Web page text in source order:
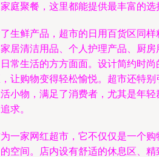
庭聚餐，这里都能提供最丰富的选
生鲜产品，超市的日用百货区同
居清洁用品、个人护理产品、厨
常生活的方方面面。设计简约时
让购物变得轻松愉悦。超市还特
小物，满足了消费者，尤其是年
求。
一家网红超市，它不仅仅是一个
空间。店内设有舒适的休息区、